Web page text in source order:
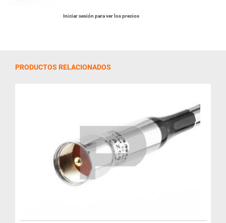
Iniciar sesión para ver los precios
PRODUCTOS RELACIONADOS